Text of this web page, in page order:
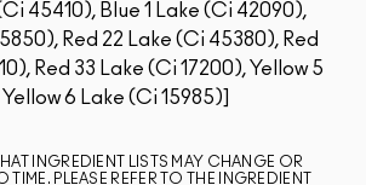
45410), Blue 1 Lake (Ci 42090),
Red 22 Lake (Ci 45380), Red
Red 33 Lake (Ci 17200), Yellow 5
6 Lake (Ci 15985)]
INGREDIENT LISTS MAY CHANGE OR
TIME. PLEASE REFER TO THE INGREDIENT